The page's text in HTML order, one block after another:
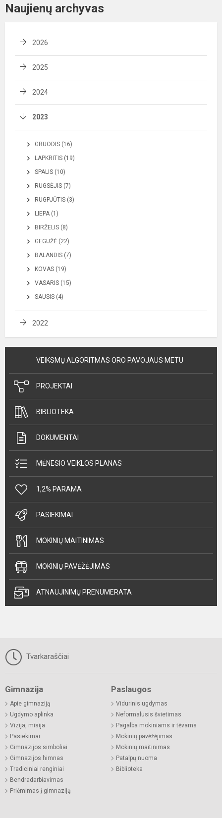
Naujienų archyvas
2026
2025
2024
2023
GRUODIS (16)
LAPKRITIS (19)
SPALIS (10)
RUGSĖJIS (7)
RUGPJŪTIS (3)
LIEPA (1)
BIRŽELIS (8)
GEGUŽĖ (22)
BALANDIS (7)
KOVAS (19)
VASARIS (15)
SAUSIS (4)
2022
VEIKSMŲ ALGORITMAS ORO PAVOJAUS METU
PROJEKTAI
BIBLIOTEKA
DOKUMENTAI
MĖNESIO VEIKLOS PLANAS
1,2% PARAMA
PASIEKIMAI
MOKINIŲ MAITINIMAS
MOKINIŲ PAVĖŽĖJIMAS
ATNAUJINIMŲ PRENUMERATA
Tvarkaraščiai
Gimnazija
Apie gimnaziją
Ugdymo aplinka
Vizija, misija
Pasiekimai
Gimnazijos simboliai
Gimnazijos himnas
Tradiciniai renginiai
Bendradarbiavimas
Priėmimas į gimnaziją
Paslaugos
Vidurinis ugdymas
Neformalusis švietimas
Pagalba mokiniams ir tėvams
Mokinių pavėžėjimas
Mokinių maitinimas
Patalpų nuoma
Biblioteka